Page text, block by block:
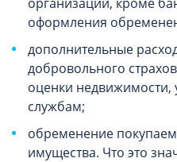
оформления
дополнительные
добровольного
оценки недвижимости,
службам;
обременение
имущества. Что это